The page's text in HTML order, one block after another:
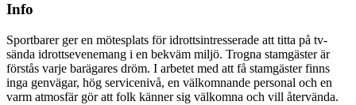
Info
Sportbarer ger en mötesplats för idrottsintresserade att titta på tv-
sända idrottsevenemang i en bekväm miljö. Trogna stamgäster är
förstås varje barägares dröm. I arbetet med att få stamgäster finns
inga genvägar, hög servicenivå, en välkomnande personal och en
varm atmosfär gör att folk känner sig välkomna och vill återvända.